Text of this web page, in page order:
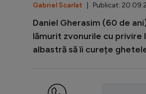
Gabriel Scarlat | Publicat:
Daniel Gherasim (60 de
lămurit zvonurile cu privire
albastră să îi curețe